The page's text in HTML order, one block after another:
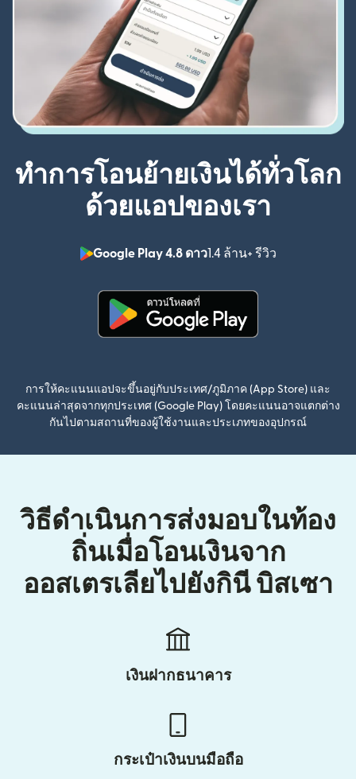
ทำการโอนย้ายเงินได้ทั่วโลก
ด้วยแอปของเรา
Google Play 4.8 ดาว1.4 ล้าน+ รีวิว
(เปิดในหน้าต่
การให้คะแนนแอปจะขึ้นอยู่กับประเทศ/ภูมิภาค (App Store) และ
คะแนนล่าสุดจากทุกประเทศ (Google Play) โดยคะแนนอาจแตกต่าง
กันไปตามสถานที่ของผู้ใช้งานและประเภทของอุปกรณ์
วิธีดำเนินการส่งมอบในท้อง
ถิ่นเมื่อโอนเงินจาก
ออสเตรเลียไปยังกินี บิสเซา
เงินฝากธนาคาร
กระเป๋าเงินบนมือถือ